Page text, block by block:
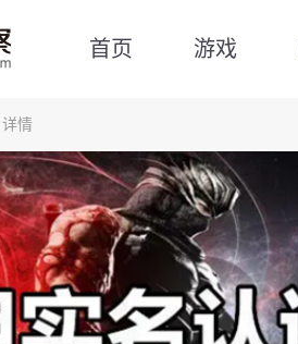
首页 游戏
详情